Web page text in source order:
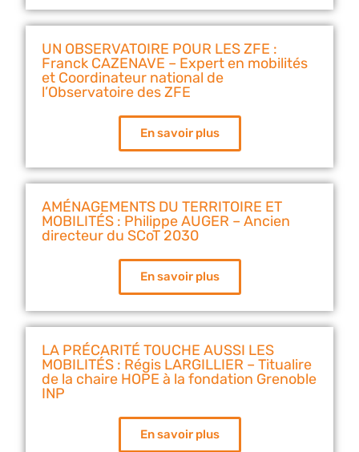
UN OBSERVATOIRE POUR LES ZFE :
Franck CAZENAVE – Expert en mobilités
et Coordinateur national de
l’Observatoire des ZFE
En savoir plus
AMÉNAGEMENTS DU TERRITOIRE ET
MOBILITÉS : Philippe AUGER – Ancien
directeur du SCoT 2030
En savoir plus
LA PRÉCARITÉ TOUCHE AUSSI LES
MOBILITÉS : Régis LARGILLIER – Titualire
de la chaire HOPE à la fondation Grenoble
INP
En savoir plus